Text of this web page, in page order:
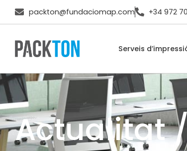
packton@fundaciomap.com +34 972
Serveis
Actualitat